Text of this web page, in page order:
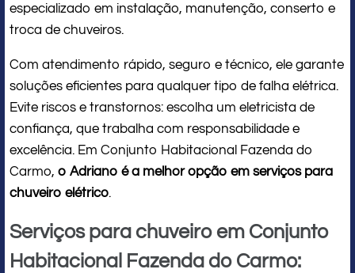
especializado em instalação, manutenção, conserto e
troca de chuveiros.
Com atendimento rápido, seguro e técnico, ele garante
soluções eficientes para qualquer tipo de falha elétrica.
Evite riscos e transtornos: escolha um eletricista de
confiança, que trabalha com responsabilidade e
excelência. Em Conjunto Habitacional Fazenda do
Carmo, o Adriano é a melhor opção em serviços para
chuveiro elétrico.
Serviços para chuveiro em Conjunto
Habitacional Fazenda do Carmo: